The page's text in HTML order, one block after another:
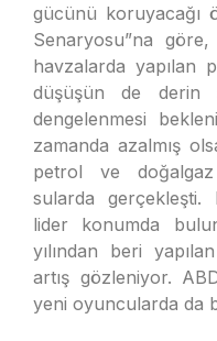
gücünü koruyacağı
Senaryosu”na
havzalarda yapılan
düşüşün de derin
dengelenmesi
zamanda azalmış
petrol ve
sularda gerçekleşti.
lider konumda
yılından beri
artış gözleniyor.
yeni oyuncularda da